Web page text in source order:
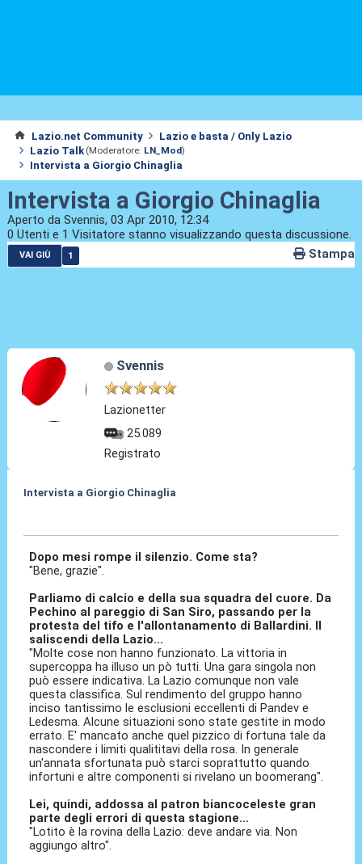
Lazio.net Community
Lazio e basta / Only Lazio
Lazio Talk (Moderatore: LN_Mod)
Intervista a Giorgio Chinaglia
Intervista a Giorgio Chinaglia
Aperto da Svennis, 03 Apr 2010, 12:34
0 Utenti e 1 Visitatore stanno visualizzando questa discussione.
VAI GIÙ 1 Stampa
Svennis
Lazionetter
25.089
Registrato
Intervista a Giorgio Chinaglia
Dopo mesi rompe il silenzio. Come sta?
"Bene, grazie".
Parliamo di calcio e della sua squadra del cuore. Da
Pechino al pareggio di San Siro, passando per la
protesta del tifo e l'allontanamento di Ballardini. Il
saliscendi della Lazio...
"Molte cose non hanno funzionato. La vittoria in
supercoppa ha illuso un pò tutti. Una gara singola non
può essere indicativa. La Lazio comunque non vale
questa classifica. Sul rendimento del gruppo hanno
inciso tantissimo le esclusioni eccellenti di Pandev e
Ledesma. Alcune situazioni sono state gestite in modo
errato. E' mancato anche quel pizzico di fortuna tale da
nascondere i limiti qualititavi della rosa. In generale
un'annata sfortunata può starci soprattutto quando
infortuni e altre componenti si rivelano un boomerang".
Lei, quindi, addossa al patron biancoceleste gran
parte degli errori di questa stagione...
"Lotito è la rovina della Lazio: deve andare via. Non
aggiungo altro".